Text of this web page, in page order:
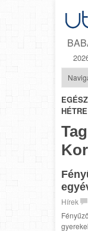
HÉTRE
Hírek